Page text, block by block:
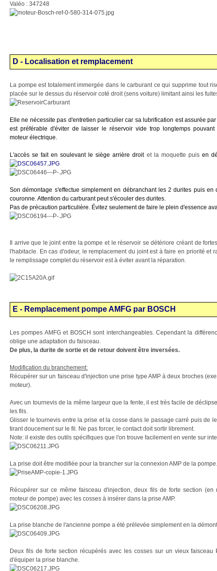
Valéo : 347248
D - Localisation et remplacement
La pompe est totalement immergée dans le carburant ce qui supprime tout
placée sur le dessus du réservoir coté droit (sens voiture) limitant ainsi les
Elle ne nécessite pas d'entretien particulier car sa lubrification est assurée
est préférable d'éviter de laisser le réservoir vide trop longtemps
moteur électrique.
L'accès se fait en soulevant le siège arrière droitet la moquette puis en
Son démontage s'effectue simplement en débranchant les 2 durites puis
couronne. Attention du carburant peut s'écouler des durites.
Pas de précaution particulière. Évitez seulement de faire le plein d'essence
Il arrive que le joint entre la pompe et le réservoir se détériore créant de
l'habitacle. En cas d'odeur, le remplacement du joint est à faire en priorité et
le remplissage complet du réservoir est à éviter avant la réparation.
E - Remplacement pompe AMFG par BOSCH
Les pompes AMFG et BOSCH sont interchangeables. Cependant la
oblige une adaptation du faisceau.
De plus, la durite de sortie et de retour doivent être inversées.
Modification du branchement:
Récupérer sur un faisceau d'injection une prise type AMP à deux broches
moteur).
Avec un tournevis de la même largeur que la fente, il est très facile de
les fils.
Glisser le tournevis entre la prise et la cosse dans le passage carré puis de
tirant doucement sur le fil. Ne pas forcer, le contact doit sortir librement.
Note: il existe des outils spécifiques que l'on trouve facilement en vente sur
La prise doit être modifiée pour la brancher sur la connexion AMP de la pompe.
Récupérer sur ce même faisceau d'injection, deux fils de forte section
moteur de pompe) avec les cosses à insérer dans la prise AMP.
La prise blanche de l'ancienne pompe a été prélevée simplement en la
Deux fils de forte section récupérés avec les cosses sur un vieux faisceau
d'équiper la prise blanche.